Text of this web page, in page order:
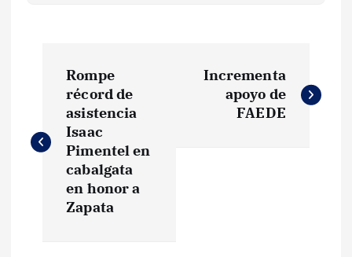
v
Rompe
récord de
asistencia
Isaac
Pimentel en
cabalgata
en honor a
Zapata
Incrementa
apoyo de
FAEDE